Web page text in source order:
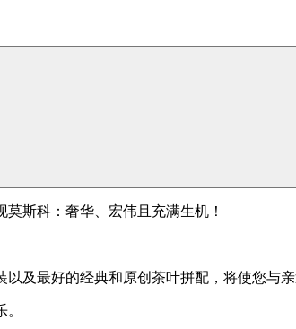
斯科：奢华、宏伟且充满生机！
及最好的经典和原创茶叶拼配，将使您与